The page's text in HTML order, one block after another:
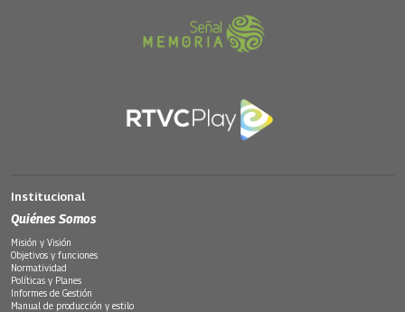
Institucional
Quiénes Somos
Misión y Visión
Objetivos y funciones
Normatividad
Políticas y Planes
Informes de Gestión
Manual de producción y estilo